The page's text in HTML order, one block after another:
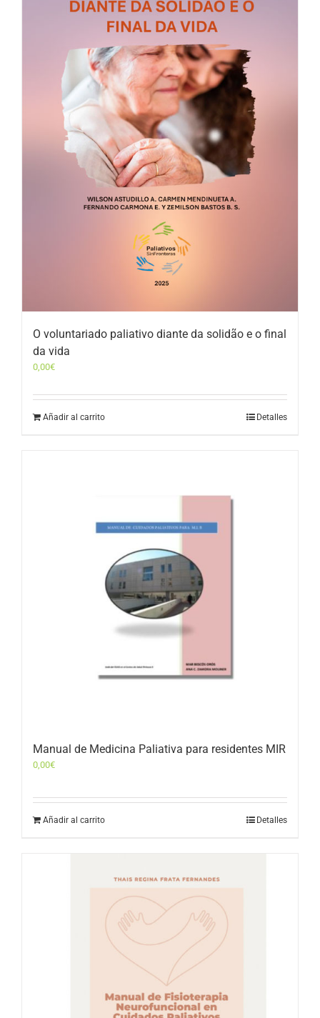
O voluntariado paliativo diante da solidão e o final
da vida
0,00€
Añadir al carrito Detalles
Manual de Medicina Paliativa para residentes MIR
0,00€
Añadir al carrito Detalles